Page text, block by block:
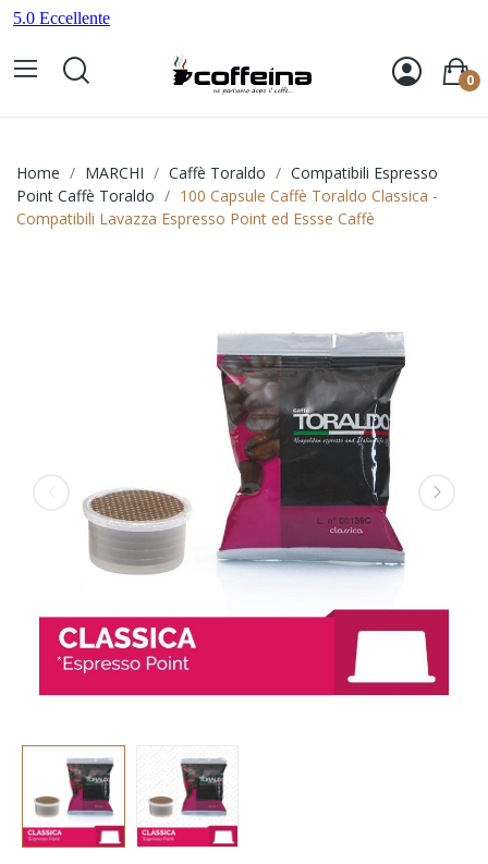
0
Home MARCHI Caffè Toraldo
Compatibili Espresso
Point Caffè Toraldo
100 Capsule Caffè Toraldo Classica -
Compatibili Lavazza Espresso Point ed Essse Caffè